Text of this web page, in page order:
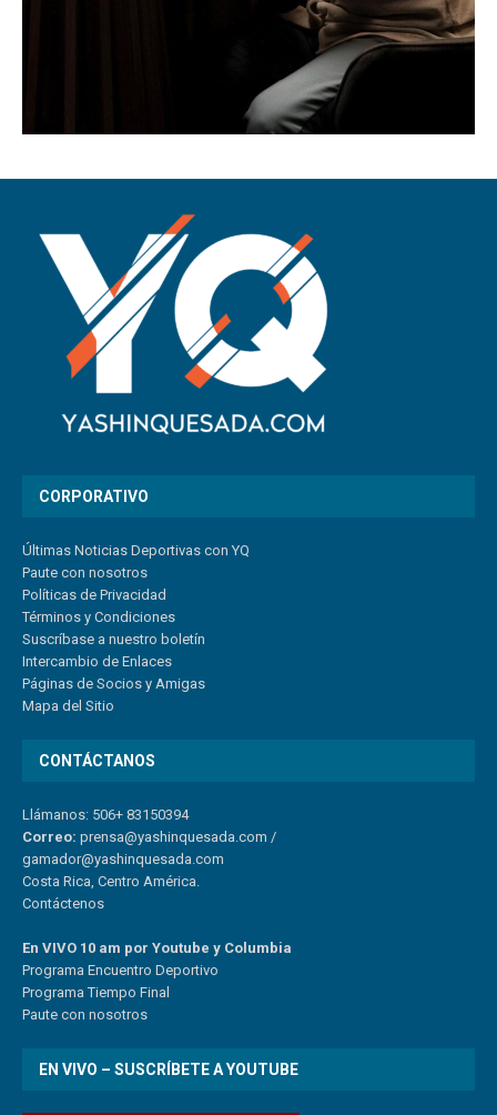
CORPORATIVO
Últimas Noticias Deportivas con YQ
Paute con nosotros
Políticas de Privacidad
Términos y Condiciones
Suscríbase a nuestro boletín
Intercambio de Enlaces
Páginas de Socios y Amigas
Mapa del Sitio
CONTÁCTANOS
Llámanos: 506+ 83150394
Correo: prensa@yashinquesada.com /
gamador@yashinquesada.com
Costa Rica, Centro América.
Contáctenos
En VIVO 10 am por Youtube y Columbia
Programa Encuentro Deportivo
Programa Tiempo Final
Paute con nosotros
EN VIVO – SUSCRÍBETE A YOUTUBE